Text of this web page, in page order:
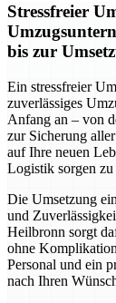
Stressfreier
bis zur
Ein stressfreier
zuverlässiges
Anfang an – von
zur Sicherung
auf Ihre neuen
Logistik sorgen zu
Die Umsetzung
und
Heilbronn sorgt
ohne
Personal und ein
nach Ihren